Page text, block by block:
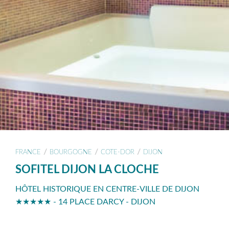
FRANCE / BOURGOGNE / COTE-DOR / DIJON
SOFITEL DIJON LA CLOCHE
HÔTEL HISTORIQUE EN CENTRE-VILLE DE DIJON
★★★★★ - 14 PLACE DARCY - DIJON